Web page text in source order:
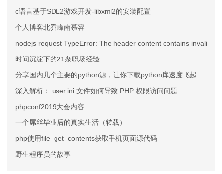
c语言基于SDL2游戏开发-libxml2的安装配置
个人博客北乔峰南慕容
nodejs request TypeError: The header content contains invalid
时间沉淀下的21条职场经验
分享国内几个主要的python源，让你下载python库速度飞起
深入解析：.user.ini 文件如何导致 PHP 权限访问问题
phpconf2019大会内容
一个屌丝毕业后的真实生活（转载）
php使用file_get_contents获取手机页面源代码
野生程序员的故事